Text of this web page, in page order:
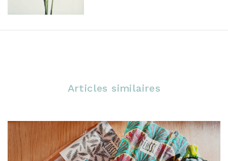
o
r
Articles similaires